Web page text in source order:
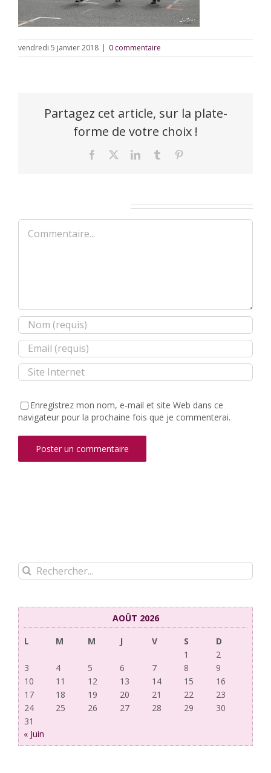
vendredi 5 janvier 2018 | 0 commentaire
Partagez cet article, sur la plate-
forme de votre choix !
Facebook LinkedInTumblr
Commentaire
Enregistrez mon nom, e-mail et site Web dans ce
navigateur pour la prochaine fois que je commenterai.
Rechercher:
AOÛT 2026
L
M M J V S
D
1
2
3
4 5 6 7 8
9
10
11 12 13 14 15
16
17
18 19 20 21 22
23
24
25 26 27 28 29
30
31
« Juin